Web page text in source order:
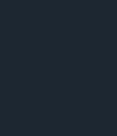
товары